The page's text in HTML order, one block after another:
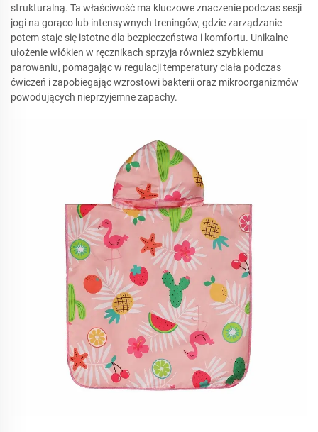
strukturalną. Ta właściwość ma kluczowe znaczenie podczas sesji
jogi na gorąco lub intensywnych treningów, gdzie zarządzanie
potem staje się istotne dla bezpieczeństwa i komfortu. Unikalne
ułożenie włókien w ręcznikach sprzyja również szybkiemu
parowaniu, pomagając w regulacji temperatury ciała podczas
ćwiczeń i zapobiegając wzrostowi bakterii oraz mikroorganizmów
powodujących nieprzyjemne zapachy.